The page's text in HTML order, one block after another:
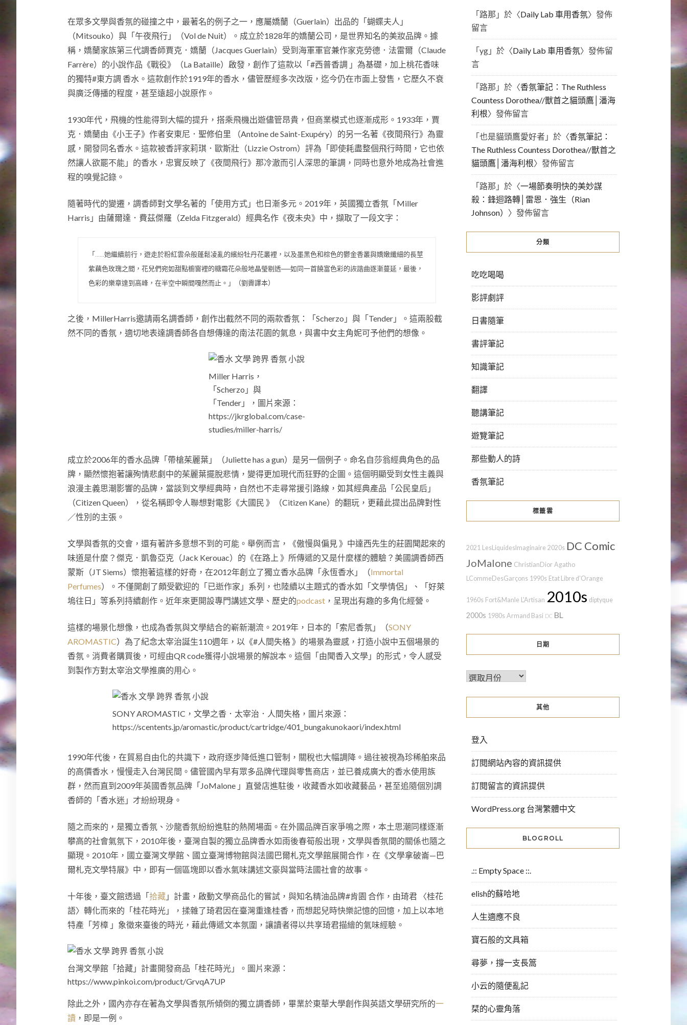
在眾多文學與香氛的碰撞之中，最著名的例子之一，應屬嬌蘭（Guerlain）出品的「蝴蝶夫人」
（Mitsouko）與「午夜飛行」（Vol de Nuit）。成立於1828年的嬌蘭公司，是世界知名的美妝品牌。據
稱，嬌蘭家族第三代調香師賈克．嬌蘭（Jacques Guerlain）受到海軍軍官兼作家克勞德．法雷爾（Claude
Farrère）的小說作品《戰役》（La Bataille）啟發，創作了這款以「#西普香調 」為基礎，加上桃花香味
的獨特#東方調 香水。這款創作於1919年的香水，儘管歷經多次改版，迄今仍在市面上發售，它歷久不衰
與廣泛傳播的程度，甚至遠超小說原作。
1930年代，飛機的性能得到大幅的提升，搭乘飛機出遊儘管昂貴，但商業模式也逐漸成形。1933年，賈
克．嬌蘭由《小王子》作者安東尼．聖修伯里 （Antoine de Saint-Exupéry）的另一名著《夜間飛行》為靈
感，開發同名香水。這款被香評家莉琪．歐斯壯（Lizzie Ostrom）評為「即使耗盡整個飛行時間，它也依
然讓人欲罷不能」的香水，忠實反映了《夜間飛行》那冷澈而引人深思的筆調，同時也意外地成為社會進
程的嗅覺記錄。
隨著時代的變遷，調香師對文學名著的「使用方式」也日漸多元。2019年，英國獨立香氛「Miller
Harris」由薩爾達．費茲傑羅（Zelda Fitzgerald）經典名作《夜未央》中，擷取了一段文字：
「……她繼續前行，遊走於粉紅雲朵般蓬鬆凌亂的繽紛牡丹花叢裡，以及墨黑色和棕色的鬱金香叢與嬌嫩纖細的長莖
紫藕色玫瑰之間，花兒們宛如甜點櫥窗裡的糖霜花朵般地晶瑩剔透──如同一首饒富色彩的詼諧曲逐漸蔓延，最後，
色彩的樂章達到高峰，在半空中瞬間嘎然而止。」（劉霽譯本）
之後，MillerHarris邀請兩名調香師，創作出截然不同的兩款香氛：「Scherzo」與「Tender」。這兩股截
然不同的香氛，適切地表達調香師各自想傳達的南法花園的氣息，與書中女主角妮可予他們的想像。
Miller Harris，
「Scherzo」與
「Tender」，圖片來源：
https://jkrglobal.com/case-
studies/miller-harris/
成立於2006年的香水品牌「帶槍茱麗葉」（Juliette has a gun）是另一個例子。命名自莎翁經典角色的品
牌，顯然懷抱著讓殉情悲劇中的茱麗葉擺脫悲情，變得更加現代而狂野的企圖。這個明顯受到女性主義與
浪漫主義思潮影響的品牌，當談到文學經典時，自然也不走尋常援引路線，如其經典產品「公民皇后」
（Citizen Queen），從名稱即令人聯想對電影《大國民 》（Citizen Kane）的翻玩，更藉此提出品牌對性
／性別的主張。
文學與香氛的交會，還有著許多意想不到的可能。舉例而言，《傲慢與偏見 》中達西先生的莊園聞起來的
味道是什麼？傑克．凱魯亞克（Jack Kerouac）的《在路上 》所傳遞的又是什麼樣的體驗？美國調香師西
蒙斯（JT Siems）懷抱著這樣的好奇，在2012年創立了獨立香水品牌「永恆香水」（Immortal
Perfumes）。不僅開創了頗受歡迎的「已逝作家」系列，也陸續以主題式的香水如「文學情侶」、「好萊
塢往日」等系列持續創作。近年來更開設專門講述文學、歷史的podcast ，呈現出有趣的多角化經營。
這樣的場景化想像，也成為香氛與文學結合的嶄新潮流。2019年，日本的「索尼香氛」（SONY
AROMASTIC）為了紀念太宰治誕生110週年，以《#人間失格 》的場景為靈感，打造小說中五個場景的
香氛。消費者購買後，可經由QR code獲得小說場景的解說本。這個「由聞香入文學」的形式，令人感受
到製作方對太宰治文學推廣的用心。
SONY AROMASTIC，文學之香．太宰治．人間失格，圖片來源：
https://scentents.jp/aromastic/product/cartridge/401_bungakunokaori/index.html
1990年代後，在貿易自由化的共識下，政府逐步降低進口管制，關稅也大幅調降。過往被視為珍稀舶來品
的高價香水，慢慢走入台灣民間。儘管國內早有眾多品牌代理與零售商店，並已養成廣大的香水使用族
群，然而直到2009年英國香氛品牌「JoMalone 」直營店進駐後，收藏香水如收藏藝品，甚至追隨個別調
香師的「香水迷」才紛紛現身。
隨之而來的，是獨立香氛、沙龍香氛紛紛進駐的熱鬧場面。在外國品牌百家爭鳴之際，本土思潮同樣逐漸
攀高的社會氣氛下，2010年後，臺灣自製的獨立品牌香水如雨後春筍般出現，文學與香氛間的關係也隨之
顯現。2010年，國立臺灣文學館、國立臺灣博物館與法國巴爾札克文學館展開合作，在《文學拿破崙—巴
爾札克文學特展》中，即有一個區塊即以香水氣味講述文豪與當時法國社會的故事。
十年後，臺文館透過「拾藏 」計畫，啟動文學商品化的嘗試，與知名精油品牌#肯園 合作，由琦君 〈桂花
語〉轉化而來的「桂花時光」，揉雜了琦君因在臺灣重逢桂香，而想起兒時快樂記憶的回憶，加上以本地
特產「芳樟 」象徵來臺後的時光，藉此傳遞文本氛圍，讓讀者得以共享琦君描繪的氣味經驗。
台灣文學館「拾藏」計畫開發商品「桂花時光」。圖片來源：
https://www.pinkoi.com/product/GrvqA7UP
除此之外，國內亦存在著為文學與香氛所傾倒的獨立調香師，畢業於東華大學創作與英語文學研究所的一
讀 ，即是一例。
「路那 」於〈Daily Lab 車用香氛〉發佈
留言
「yg 」於〈Daily Lab 車用香氛〉發佈留
言
「路那 」於〈香氛筆記：The Ruthless
Countess Dorothea//獸首之貓頭鷹│潘海
利根〉發佈留言
「也是貓頭鷹愛好者 」於〈香氛筆記：
The Ruthless Countess Dorothea//獸首之
貓頭鷹│潘海利根〉發佈留言
「路那 」於〈一場節奏明快的美妙謀
殺：鋒迴路轉│雷恩．強生（Rian
Johnson） 〉發佈留言
分類
吃吃喝喝
影評劇評
日書隨筆
書評筆記
知識筆記
翻譯
聽講筆記
遊覽筆記
那些動人的詩
香氛筆記
標籤雲
2021 LesLiquidesImaginaire 2020s DC Comic
JoMalone ChristianDior Agatho
LCommeDesGarçons 1990s Etat Libre d’Orange
1960s Fort&Manle L'Artisan 2010s diptyque
2000s 1980s Armand Basi DC BL
日期
其他
登入
訂閱網站內容的資訊提供
訂閱留言的資訊提供
WordPress.org 台灣繁體中文
BLOGROLL
.:: Empty Space ::.
elish的蘇哈地
人生適應不良
寶石般的文具箱
尋夢，撐一支長篙
小云的隨便亂記
栞的心靈角落